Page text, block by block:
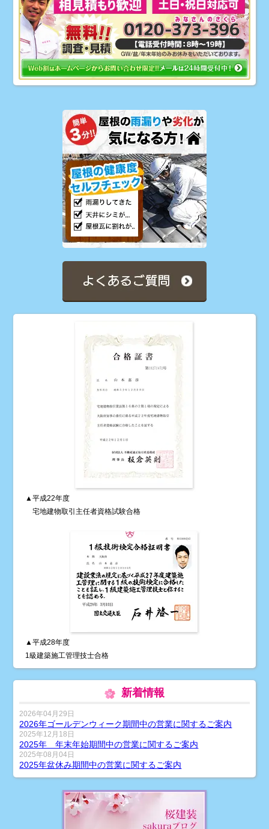
▲平成22年度
宅地建物取引主任者資格試験合格
▲平成28年度
1級建築施工管理技士合格
新着情報
2026年04月29日
2026年ゴールデンウィーク期間中の営業に関するご案内
2025年12月18日
2025年 年末年始期間中の営業に関するご案内
2025年08月04日
2025年盆休み期間中の営業に関するご案内